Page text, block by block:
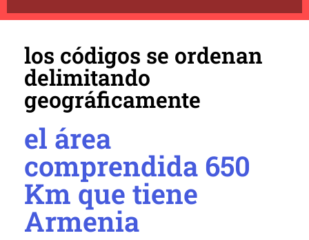
los códigos se ordenan
delimitando
geográficamente
el área
comprendida 650
Km que tiene
Armenia